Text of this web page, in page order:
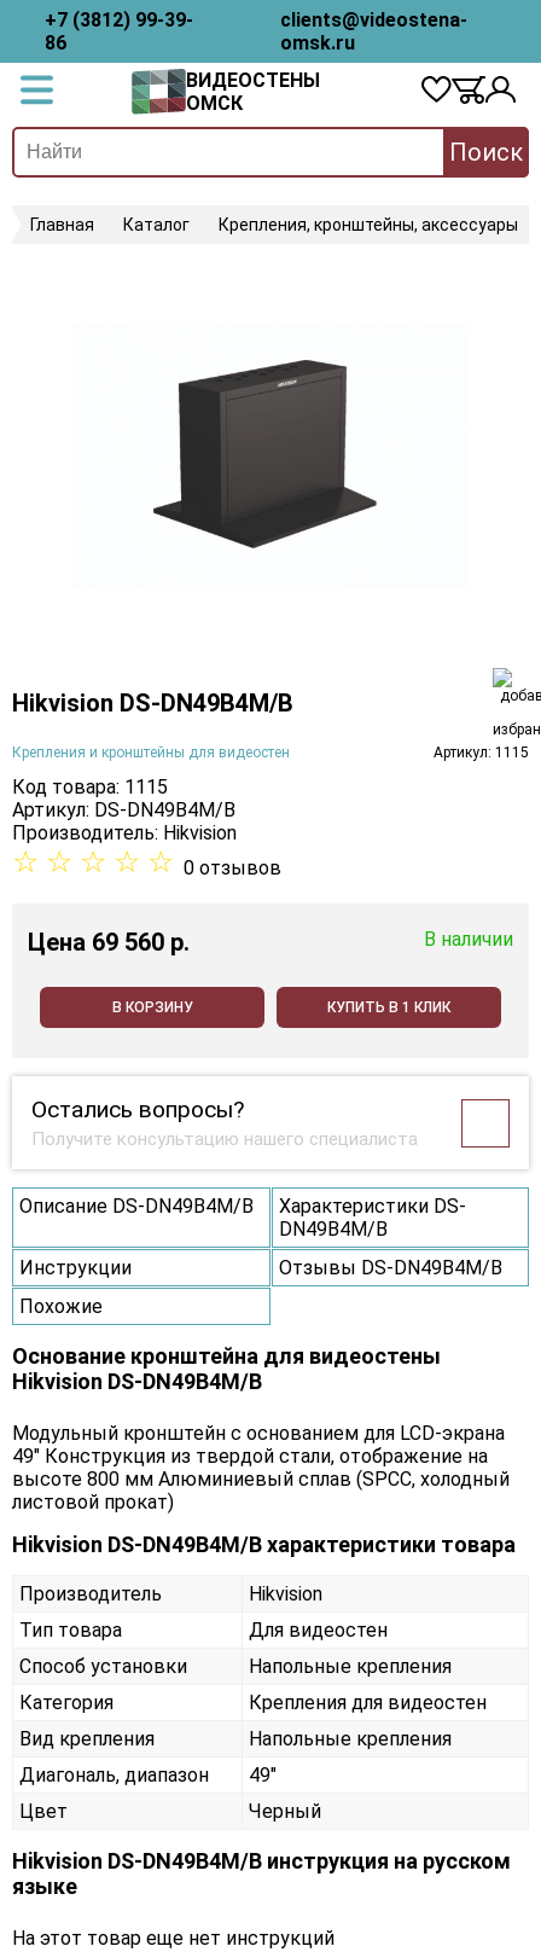
+7 (3812) 99-39-
86
clients@videostena-
omsk.ru
ВИДЕОСТЕНЫ
ОМСК
Поиск
Главная Каталог Крепления, кронштейны, аксессуары
Hikvision DS-DN49B4M/B
Крепления и кронштейны для видеостен Артикул: 1115
Код товара: 1115
Артикул: DS-DN49B4M/B
Производитель: Hikvision
☆ ☆ ☆ ☆ ☆ 0 отзывов
Цена 69 560 p. В наличии
В КОРЗИНУ КУПИТЬ В 1 КЛИК
Остались вопросы?
Получите консультацию нашего специалиста
Описание DS-DN49B4M/B
Характеристики DS-
DN49B4M/B
Инструкции
Отзывы DS-DN49B4M/B
Похожие
Основание кронштейна для видеостены
Hikvision DS-DN49B4M/B
Модульный кронштейн с основанием для LCD-экрана
49″ Конструкция из твердой стали, отображение на
высоте 800 мм Алюминиевый сплав (SPCC, холодный
листовой прокат)
Hikvision DS-DN49B4M/B характеристики товара
Производитель
Hikvision
Тип товара
Для видеостен
Способ установки
Напольные крепления
Категория
Крепления для видеостен
Вид крепления
Напольные крепления
Диагональ, диапазон
49"
Цвет
Черный
Hikvision DS-DN49B4M/B инструкция на русском
языке
На этот товар еще нет инструкций